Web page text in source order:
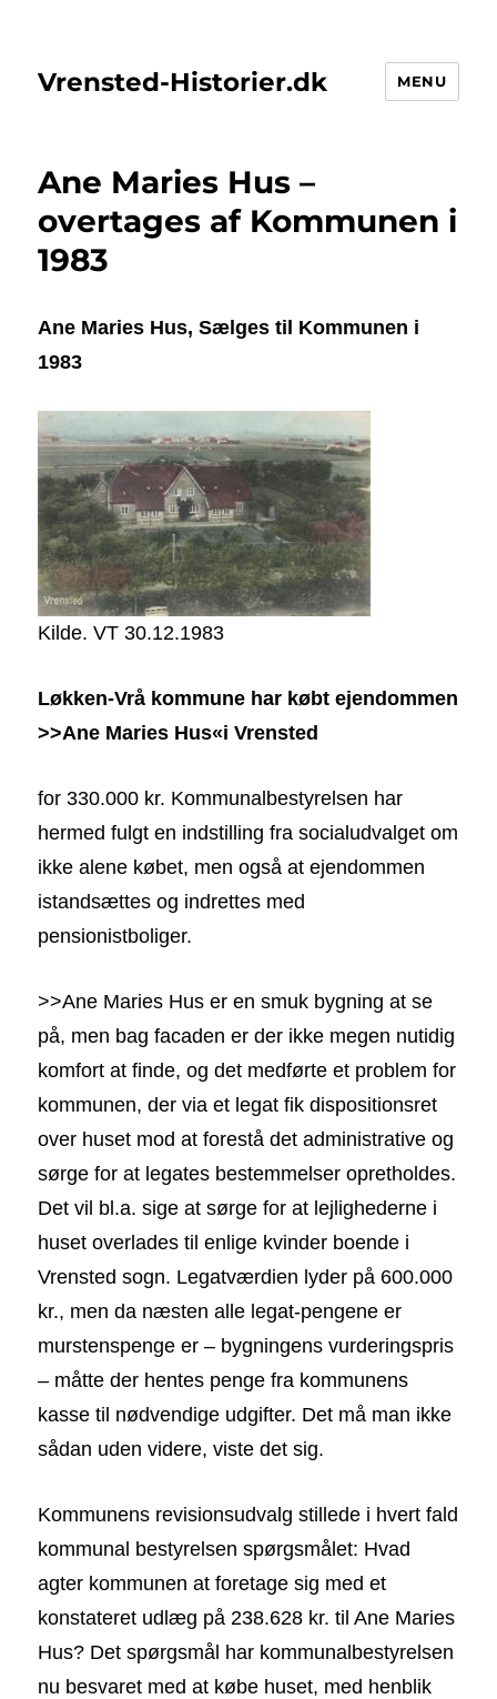
Vrensted-Historier.dk MENU
Ane Maries Hus –
overtages af Kommunen i
1983
Ane Maries Hus, Sælges til Kommunen i
1983
Kilde. VT 30.12.1983
Løkken-Vrå kommune har købt ejendommen
>>Ane Maries Hus«i Vrensted
for 330.000 kr. Kommunalbestyrelsen har
hermed fulgt en indstilling fra socialudvalget om
ikke alene købet, men også at ejendommen
istandsættes og indrettes med
pensionistboliger.
>>Ane Maries Hus er en smuk bygning at se
på, men bag facaden er der ikke megen nutidig
komfort at finde, og det medførte et problem for
kommunen, der via et legat fik dispositionsret
over huset mod at forestå det administrative og
sørge for at legates bestemmelser opretholdes.
Det vil bl.a. sige at sørge for at lejlighederne i
huset overlades til enlige kvinder boende i
Vrensted sogn. Legatværdien lyder på 600.000
kr., men da næsten alle legat-pengene er
murstenspenge er – bygningens vurderingspris
– måtte der hentes penge fra kommunens
kasse til nødvendige udgifter. Det må man ikke
sådan uden videre, viste det sig.
Kommunens revisionsudvalg stillede i hvert fald
kommunal bestyrelsen spørgsmålet: Hvad
agter kommunen at foretage sig med et
konstateret udlæg på 238.628 kr. til Ane Maries
Hus? Det spørgsmål har kommunalbestyrelsen
nu besvaret med at købe huset, med henblik